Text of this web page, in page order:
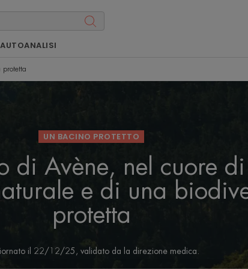
AUTOANALISI
protetta
UN BACINO PROTETTO
di Avène, nel cuore
e di una
protetta
il 22/12/25 , validato da la direzione medica